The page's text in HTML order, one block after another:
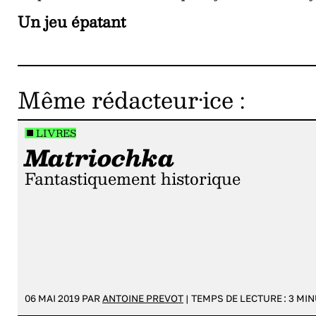
Un jeu épatant
Même rédacteur·ice :
LIVRES
Matriochka
Fantastiquement historique
06 MAI 2019 PARANTOINE PREVOT | TEMPS DE LECTURE : 3